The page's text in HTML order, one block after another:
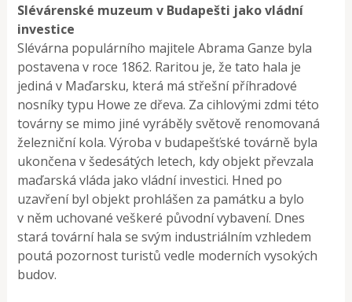
Slévárenské muzeum v Budapešti jako vládní
investice
Slévárna populárního majitele Abrama Ganze byla
postavena v roce 1862. Raritou je, že tato hala je
jediná v Maďarsku, která má střešní příhradové
nosníky typu Howe ze dřeva. Za cihlovými zdmi této
továrny se mimo jiné vyráběly světově renomovaná
železniční kola. Výroba v budapešťské továrně byla
ukončena v šedesátých letech, kdy objekt převzala
maďarská vláda jako vládní investici. Hned po
uzavření byl objekt prohlášen za památku a bylo
v něm uchované veškeré původní vybavení. Dnes
stará tovární hala se svým industriálním vzhledem
poutá pozornost turistů vedle moderních vysokých
budov.